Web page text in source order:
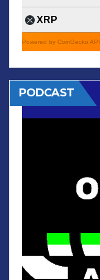
XRP
Powered by CoinGecko API
PODCAST